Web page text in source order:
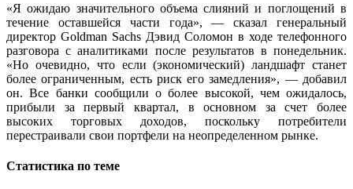
«Я ожидаю значительного объема слияний и поглощений в
течение оставшейся части года», — сказал генеральный
директор Goldman Sachs Дэвид Соломон в ходе телефонного
разговора с аналитиками после результатов в понедельник.
«Но очевидно, что если (экономический) ландшафт станет
более ограниченным, есть риск его замедления», — добавил
он. Все банки сообщили о более высокой, чем ожидалось,
прибыли за первый квартал, в основном за счет более
высоких торговых доходов, поскольку потребители
перестраивали свои портфели на неопределенном рынке.
Статистика по теме